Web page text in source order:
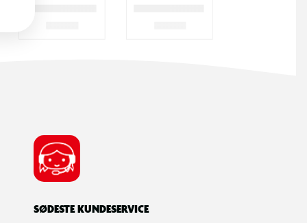
SØDESTE KUNDESERVICE